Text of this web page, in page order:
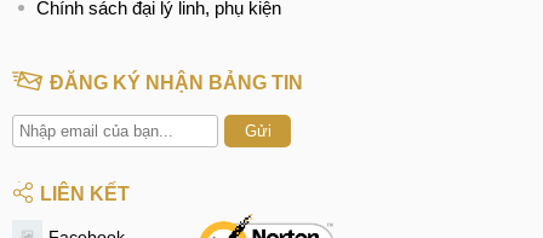
Chính sách đại lý linh, phụ kiện
ĐĂNG KÝ NHẬN BẢNG TIN
Gửi
LIÊN KẾT